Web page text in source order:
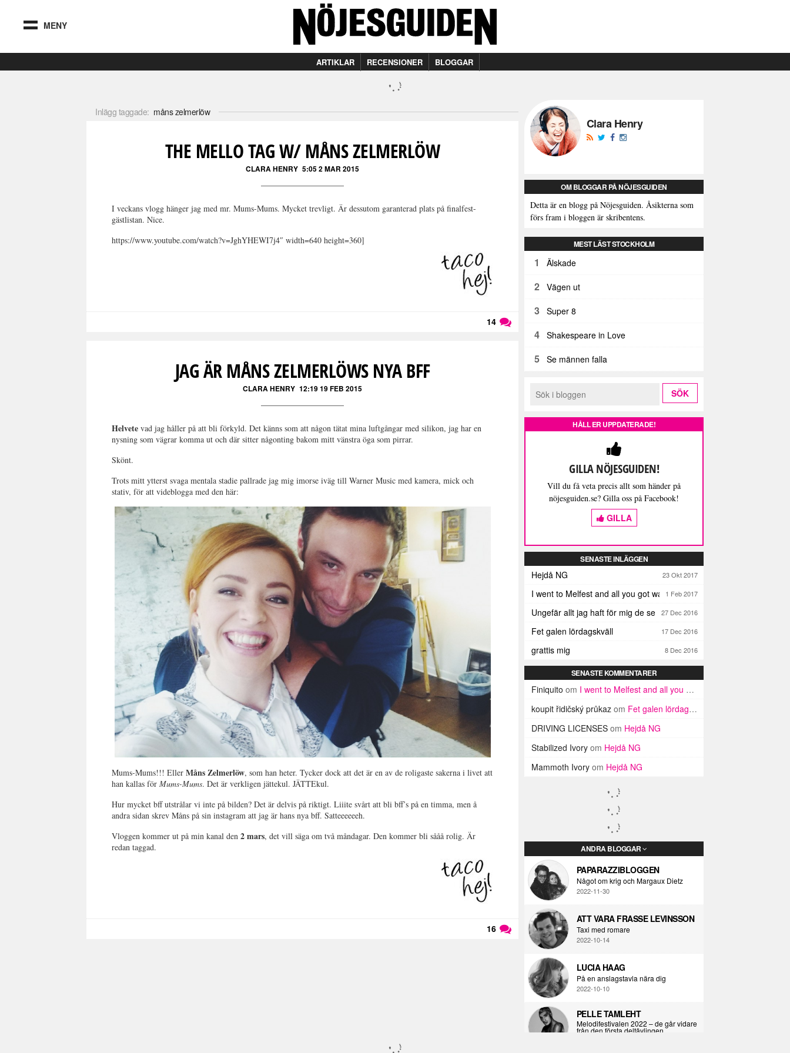
MENY
ARTIKLAR RECENSIONER BLOGGAR
Inlägg taggade: måns zelmerlöw
THE MELLO TAG W/ MÅNS ZELMERLÖW
CLARA HENRY 5:05 2 MAR 2015
I veckans vlogg hänger jag med mr. Mums-Mums. Mycket trevligt. Är dessutom garanterad plats på finalfest-
gästlistan. Nice.
https://www.youtube.com/watch?v=JghYHEWI7j4″ width=640 height=360]
14
JAG ÄR MÅNS ZELMERLÖWS NYA BFF
CLARA HENRY 12:19 19 FEB 2015
Helvete vad jag håller på att bli förkyld. Det känns som att någon tätat mina luftgångar med silikon, jag har en
nysning som vägrar komma ut och där sitter någonting bakom mitt vänstra öga som pirrar.
Skönt.
Trots mitt ytterst svaga mentala stadie pallrade jag mig imorse iväg till Warner Music med kamera, mick och
stativ, för att videblogga med den här:
Mums-Mums!!! EllerMåns Zelmerlöw, som han heter. Tycker dock att det är en av de roligaste sakerna i livet att
han kallas förMums-Mums. Det är verkligen jättekul. JÄTTEkul.
Hur mycket bff utstrålar vi inte på bilden? Det är delvis på riktigt. Liiite svårt att bli bff’s på en timma, men å
andra sidan skrev Måns på sin instagram att jag är hans nya bff. Satteeeeeeh.
Vloggen kommer ut på min kanal den 2 mars, det vill säga om två måndagar. Den kommer bli sååå rolig. Är
redan taggad.
16
Clara Henry
OM BLOGGAR PÅ NÖJESGUIDEN
Detta är en blogg på Nöjesguiden. Åsikterna som
förs fram i bloggen är skribentens.
MEST LÄST STOCKHOLM
1 Älskade
2 Vägen ut
3 Super 8
4 Shakespeare in Love
5 Se männen falla
HÅLL ER UPPDATERADE!
GILLA NÖJESGUIDEN!
Vill du få veta precis allt som händer på
nöjesguiden.se? Gilla oss på Facebook!
GILLA
SENASTE INLÄGGEN
Hejdå NG 23 Okt 2017
I went to Melfest and all you got was three lousy selfies
1 Feb 2017
Ungefär allt jag haft för mig de senaste dagarna
27 Dec 2016
Fet galen lördagskväll 17 Dec 2016
grattis mig 8 Dec 2016
SENASTE KOMMENTARER
Finiquito om I went to Melfest and all you got was three lousy selfies
koupit řidičský průkaz om Fet galen lördagskväll
DRIVING LICENSES om Hejdå NG
Stabilized Ivory om Hejdå NG
Mammoth Ivory om Hejdå NG
ANDRA BLOGGAR
PAPARAZZIBLOGGEN
Något om krig och Margaux Dietz
2022-11-30
ATT VARA FRASSE LEVINSSON
Taxi med romare
2022-10-14
LUCIA HAAG
På en anslagstavla nära dig
2022-10-10
PELLE TAMLEHT
Melodifestivalen 2022 – de går vidare
från den första deltävlingen